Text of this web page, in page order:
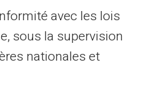
Cette
dans le
avec les lois
sous la supervision
nationales et